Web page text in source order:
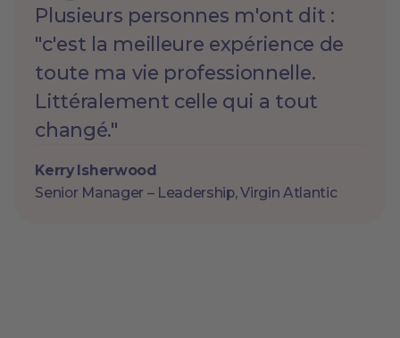
Plusieurs personnes m'ont dit :
"c'est la meilleure expérience de
toute ma vie professionnelle.
Littéralement celle qui a tout
changé."
Kerry Isherwood
Senior Manager – Leadership, Virgin Atlantic